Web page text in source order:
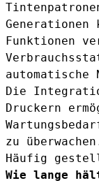
Funktionen
automatische
Die
Druckern
zu
Häufig
Wie lange